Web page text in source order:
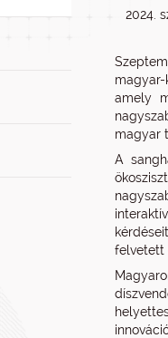
2024.
amely
magyar
A
felvetett